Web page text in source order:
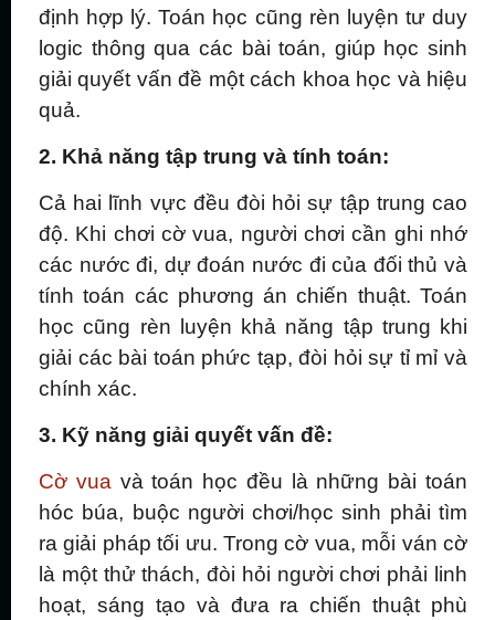
định hợp lý. Toán học cũng rèn luyện tư duy
logic thông qua các bài toán, giúp học sinh
giải quyết vấn đề một cách khoa học và hiệu
quả.
2. Khả năng tập trung và tính toán:
Cả hai lĩnh vực đều đòi hỏi sự tập trung cao
độ. Khi chơi cờ vua, người chơi cần ghi nhớ
các nước đi, dự đoán nước đi của đối thủ và
tính toán các phương án chiến thuật. Toán
học cũng rèn luyện khả năng tập trung khi
giải các bài toán phức tạp, đòi hỏi sự tỉ mỉ và
chính xác.
3. Kỹ năng giải quyết vấn đề:
Cờ vuavà toán học đều là những bài toán
hóc búa, buộc người chơi/học sinh phải tìm
ra giải pháp tối ưu. Trong cờ vua, mỗi ván cờ
là một thử thách, đòi hỏi người chơi phải linh
hoạt, sáng tạo và đưa ra chiến thuật phù